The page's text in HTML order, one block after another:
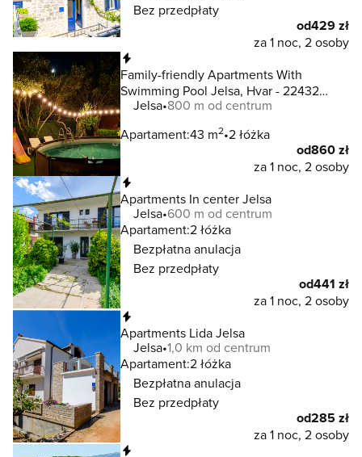
Bez przedpłaty
od429 zł
za 1 noc, 2 osoby
Family-friendly Apartments With
Swimming Pool Jelsa, Hvar - 22432
Jelsa
Jelsa 800 m od centrum
Apartament:43 m2 2 łóżka
od860 zł
za 1 noc, 2 osoby
Apartments In center Jelsa
Jelsa 600 m od centrum
Apartament:2 łóżka
Bezpłatna anulacja
Bez przedpłaty
od441 zł
za 1 noc, 2 osoby
Apartments Lida Jelsa
Jelsa 1,0 km od centrum
Apartament:2 łóżka
Bezpłatna anulacja
Bez przedpłaty
od285 zł
za 1 noc, 2 osoby